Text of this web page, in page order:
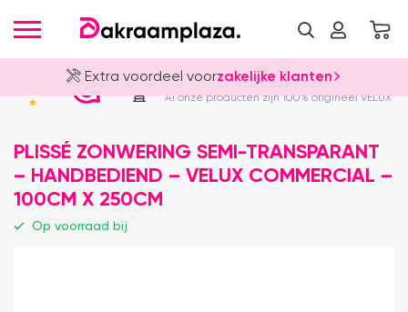
Extra voordeel voorzakelijke klanten
Officieel VELUX Dealer
Al onze producten zijn 100% origineel VELUX
PLISSÉ ZONWERING SEMI-TRANSPARANT
– HANDBEDIEND – VELUX COMMERCIAL –
100CM X 250CM
Op voorraad bij